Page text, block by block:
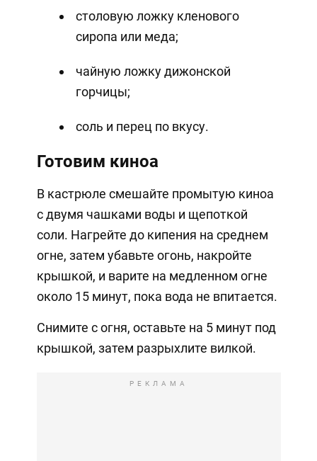
столовую ложку кленового
сиропа или меда;
чайную ложку дижонской
горчицы;
соль и перец по вкусу.
Готовим киноа
В кастрюле смешайте промытую киноа
с двумя чашками воды и щепоткой
соли. Нагрейте до кипения на среднем
огне, затем убавьте огонь, накройте
крышкой, и варите на медленном огне
около 15 минут, пока вода не впитается.
Снимите с огня, оставьте на 5 минут под
крышкой, затем разрыхлите вилкой.
РЕКЛАМА